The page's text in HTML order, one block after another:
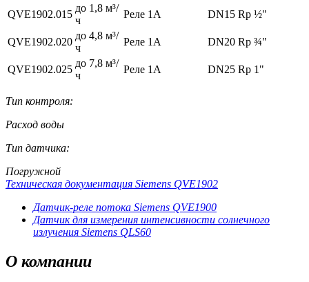
QVE1902.015
до 1,8 м³/
ч
Реле 1A DN15 Rp ½"
QVE1902.020
до 4,8 м³/
ч
Реле 1A DN20 Rp ¾"
QVE1902.025
до 7,8 м³/
ч
Реле 1A DN25 Rp 1"
Тип контроля:
Расход воды
Тип датчика:
Погружной
Техническая документация Siemens QVE1902
Датчик-реле потока Siemens QVE1900
Датчик для измерения интенсивности солнечного
излучения Siemens QLS60
О компании